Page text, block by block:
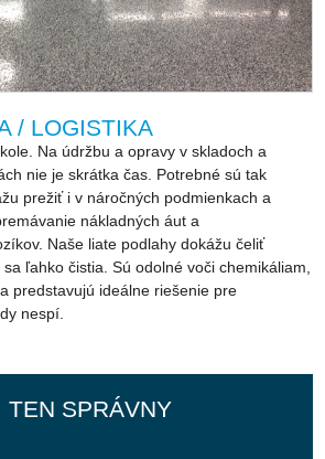
/ LOGISTIKA
Na údržbu a opravy v skladoch a
nie je skrátka čas. Potrebné sú tak
prežiť i v náročných podmienkach a
nákladných áut a
Naše liate podlahy dokážu čeliť
ľahko čistia. Sú odolné voči chemikáliam,
predstavujú ideálne riešenie pre
nespí.
TEN SPRÁVNY